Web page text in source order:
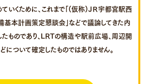
いくために、これまで「(仮称)ＪＲ宇都宮駅西
基本計画策定懇談会」などで議論してきた内
ものであり、LRTの構造や駅前広場、周辺開
について確定したものではありません。